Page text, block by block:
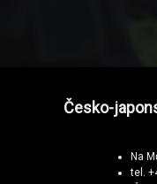
Česko-
Na
tel.